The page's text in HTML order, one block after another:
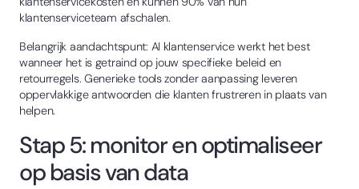
klantenserviceteam afschalen.
Belangrijk aandachtspunt: AI klantenservice werkt het best
wanneer het is getraind op jouw specifieke beleid en
retourregels. Generieke tools zonder aanpassing leveren
oppervlakkige antwoorden die klanten frustreren in plaats van
helpen.
Stap 5: monitor en optimaliseer
op basis van data